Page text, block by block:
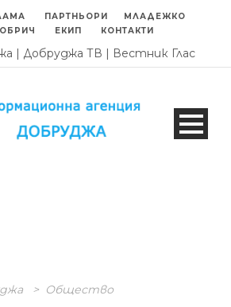
ПАРТНЬОРИ
МЛАДЕЖКО
ЕКИП КОНТАКТИ
| Добруджа ТВ | Вестник Глас
> Общество